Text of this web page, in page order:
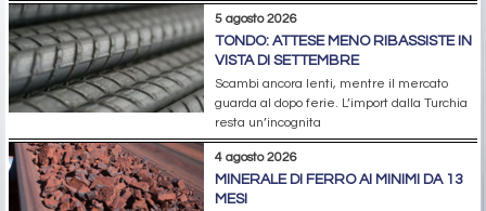
5 agosto 2026
TONDO: ATTESE MENO RIBASSISTE IN
VISTA DI SETTEMBRE
Scambi ancora lenti, mentre il mercato
guarda al dopo ferie. L’import dalla Turchia
resta un’incognita
4 agosto 2026
MINERALE DI FERRO AI MINIMI DA 13
MESI